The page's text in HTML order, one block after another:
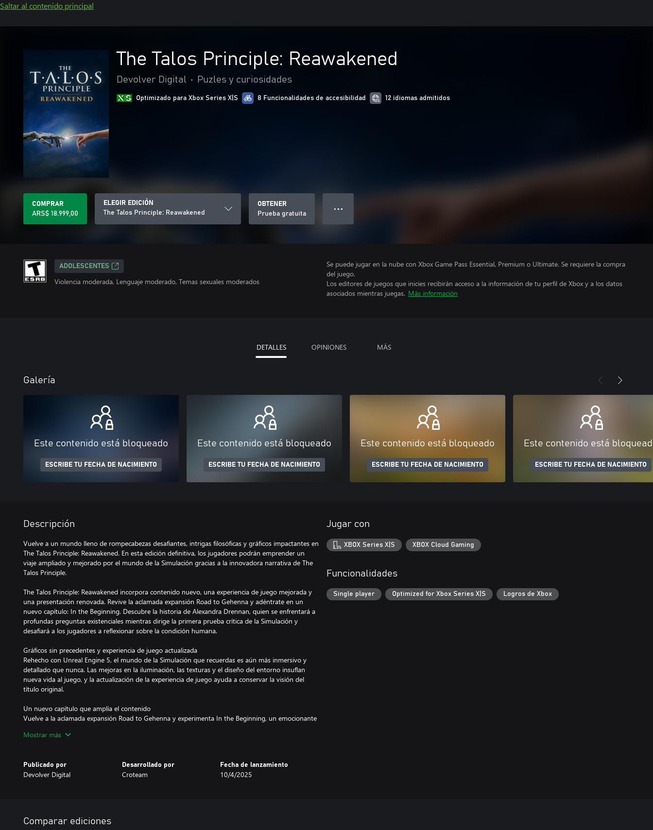
Saltar al contenido principal
The Talos Principle: Reawakened
Devolver Digital • Puzles y curiosidades
Optimizado para Xbox Series X|S 8 Funcionalidades de accesibilidad 12 idiomas admitidos
COMPRAR
ARS$ 18.999,00
ELEGIR EDICIÓN
The Talos Principle: Reawakened
OBTENER
Prueba gratuita
● ● ●
ADOLESCENTES
Violencia moderada, Lenguaje moderado, Temas sexuales moderados
Se puede jugar en la nube con Xbox Game Pass Essential, Premium o Ultimate. Se requiere la compra
del juego.
Los editores de juegos que inicies recibirán acceso a la información de tu perfil de Xbox y a los datos
asociados mientras juegas. Más información
DETALLES OPINIONES MÁS
Galería
Este contenido está bloqueado
ESCRIBE TU FECHA DE NACIMIENTO
Este contenido está bloqueado
ESCRIBE TU FECHA DE NACIMIENTO
Este contenido está bloqueado
ESCRIBE TU FECHA DE NACIMIENTO
Este contenido está
ESCRIBE TU FECHA DE NACIMIENTO
Descripción
Vuelve a un mundo lleno de rompecabezas desafiantes, intrigas filosóficas y gráficos impactantes en
The Talos Principle: Reawakened. En esta edición definitiva, los jugadores podrán emprender un
viaje ampliado y mejorado por el mundo de la Simulación gracias a la innovadora narrativa de The
Talos Principle.
The Talos Principle: Reawakened incorpora contenido nuevo, una experiencia de juego mejorada y
una presentación renovada. Revive la aclamada expansión Road to Gehenna y adéntrate en un
nuevo capítulo: In the Beginning. Descubre la historia de Alexandra Drennan, quien se enfrentará a
profundas preguntas existenciales mientras dirige la primera prueba crítica de la Simulación y
desafiará a los jugadores a reflexionar sobre la condición humana.
Gráficos sin precedentes y experiencia de juego actualizada
Rehecho con Unreal Engine 5, el mundo de la Simulación que recuerdas es aún más inmersivo y
detallado que nunca. Las mejoras en la iluminación, las texturas y el diseño del entorno insuflan
nueva vida al juego, y la actualización de la experiencia de juego ayuda a conservar la visión del
título original.
Un nuevo capítulo que amplía el contenido
Vuelve a la aclamada expansión Road to Gehenna y experimenta In the Beginning, un emocionante
primera prueba, lo que añade nuevas capas a la profundidad narrativa y filosófica del juego.
Mostrar más
Publicado por
Devolver Digital
Desarrollado por
Croteam
Fecha de lanzamiento
10/4/2025
Jugar con
XBOX Series X|S XBOX Cloud Gaming
Funcionalidades
Single player Optimized for Xbox Series X|S Logros de Xbox
Comparar ediciones